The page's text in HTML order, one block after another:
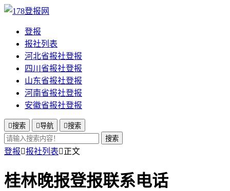
登报
报社列表
河北省报社登报
四川省报社登报
山东省报社登报
河南省报社登报
安徽省报社登报
搜索 导航 搜索
搜索
登报报社列表正文
桂林晚报登报联系电话